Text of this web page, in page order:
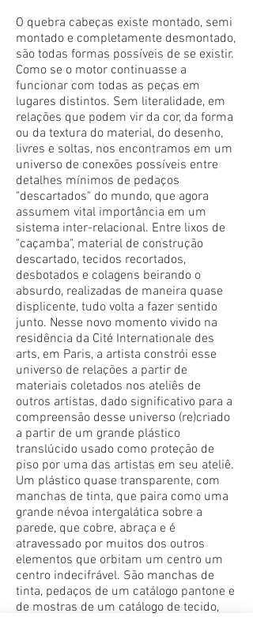
O quebra cabeças existe montado, semi
montado e completamente desmontado,
são todas formas possíveis de se existir.
Como se o motor continuasse a
funcionar com todas as peças em
lugares distintos. Sem literalidade, em
relações que podem vir da cor, da forma
ou da textura do material, do desenho,
livres e soltas, nos encontramos em um
universo de conexões possíveis entre
detalhes mínimos de pedaços
"descartados" do mundo, que agora
assumem vital importância em um
sistema inter-relacional. Entre lixos de
"caçamba", material de construção
descartado, tecidos recortados,
desbotados e colagens beirando o
absurdo, realizadas de maneira quase
displicente, tudo volta a fazer sentido
junto. Nesse novo momento vivido na
residência da Cité Internationale des
arts, em Paris, a artista constrói esse
universo de relações a partir de
materiais coletados nos ateliês de
outros artistas, dado significativo para a
compreensão desse universo (re)criado
a partir de um grande plástico
translúcido usado como proteção de
piso por uma das artistas em seu ateliê.
Um plástico quase transparente, com
manchas de tinta, que paira como uma
grande névoa intergalática sobre a
parede, que cobre, abraça e é
atravessado por muitos dos outros
elementos que orbitam um centro um
centro indecifrável. São manchas de
tinta, pedaços de um catálogo pantone e
de mostras de um catálogo de tecido,